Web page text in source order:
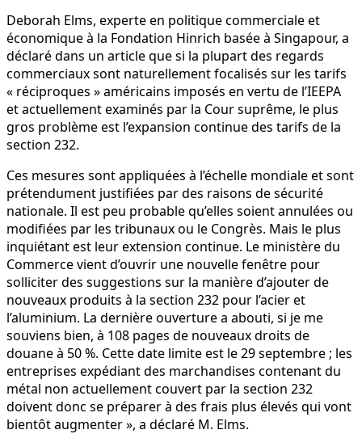
Deborah Elms, experte en politique commerciale et
économique à la Fondation Hinrich basée à Singapour, a
déclaré dans un article que si la plupart des regards
commerciaux sont naturellement focalisés sur les tarifs
« réciproques » américains imposés en vertu de l’IEEPA
et actuellement examinés par la Cour suprême, le plus
gros problème est l’expansion continue des tarifs de la
section 232.
Ces mesures sont appliquées à l’échelle mondiale et sont
prétendument justifiées par des raisons de sécurité
nationale. Il est peu probable qu’elles soient annulées ou
modifiées par les tribunaux ou le Congrès. Mais le plus
inquiétant est leur extension continue. Le ministère du
Commerce vient d’ouvrir une nouvelle fenêtre pour
solliciter des suggestions sur la manière d’ajouter de
nouveaux produits à la section 232 pour l’acier et
l’aluminium. La dernière ouverture a abouti, si je me
souviens bien, à 108 pages de nouveaux droits de
douane à 50 %. Cette date limite est le 29 septembre ; les
entreprises expédiant des marchandises contenant du
métal non actuellement couvert par la section 232
doivent donc se préparer à des frais plus élevés qui vont
bientôt augmenter », a déclaré M. Elms.